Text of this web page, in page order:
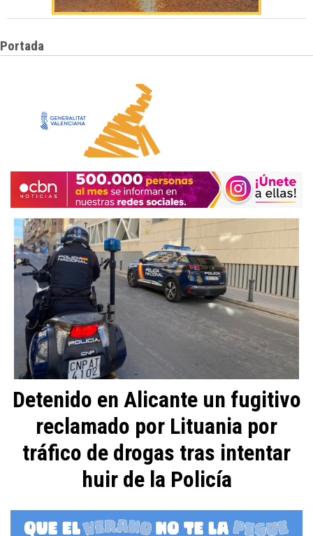
Portada
Detenido en Alicante un fugitivo
reclamado por Lituania por
tráfico de drogas tras intentar
huir de la Policía